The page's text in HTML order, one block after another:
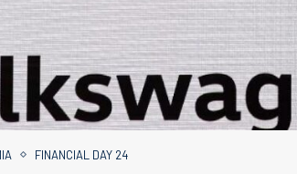
FINANCIAL DAY 24